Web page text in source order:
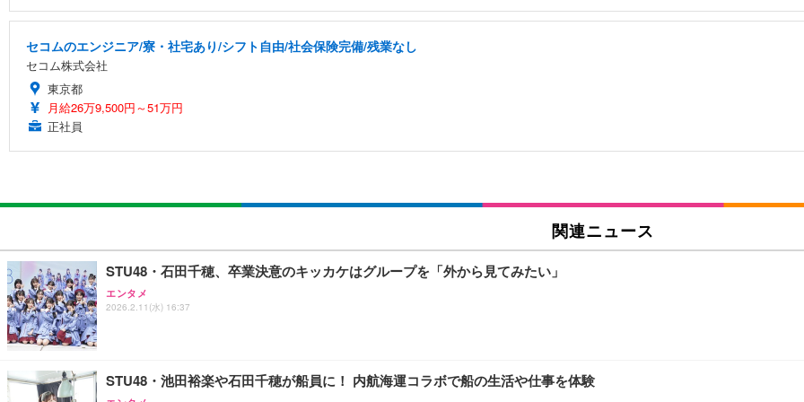
セコムのエンジニア/寮・社宅あり/シフト自由/社会保険完備/残業なし
セコム株式会社
東京都
月給26万9,500円～51万円
正社員
関連ニュース
STU48・石田千穂、卒業決意のキッカケはグループを「外から見てみたい」
エンタメ
2026.2.11(水) 16:37
STU48・池田裕楽や石田千穂が船員に！ 内航海運コラボで船の生活や仕事を体験